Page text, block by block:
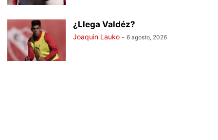
¿Llega Valdéz?
Joaquin Lauko - 6 agosto, 2026